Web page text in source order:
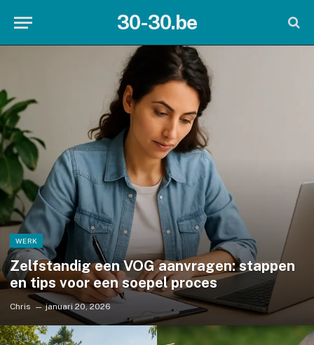
30-30.be
WERK
Zelfstandig een VOG aanvragen: stappen
en tips voor een soepel proces
Chris januari 20, 2026